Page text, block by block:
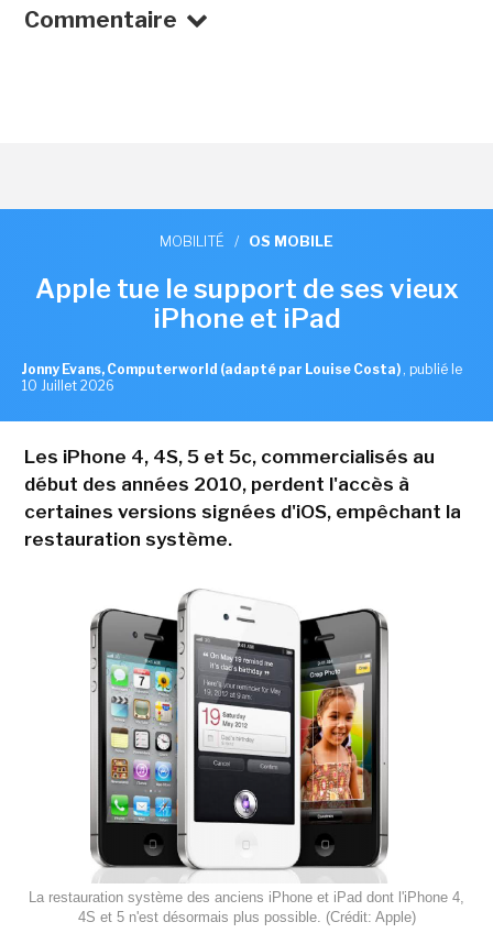
Commentaire
MOBILITÉ / OS MOBILE
Apple tue le support de ses vieux
iPhone et iPad
Jonny Evans, Computerworld (adapté par Louise Costa) , publié le
10 Juillet 2026
Les iPhone 4, 4S, 5 et 5c, commercialisés au
début des années 2010, perdent l'accès à
certaines versions signées d'iOS, empêchant la
restauration système.
La restauration système des anciens iPhone et iPad dont l'iPhone 4,
4S et 5 n'est désormais plus possible. (Crédit: Apple)